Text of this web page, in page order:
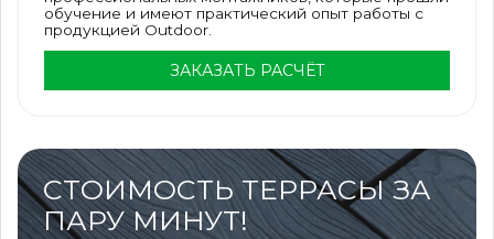
обучение и имеют практический опыт работы с
продукцией Outdoor.
ЗАКАЗАТЬ РАСЧЁТ
СТОИМОСТЬ ТЕРРАСЫ ЗА
ПАРУ МИНУТ!